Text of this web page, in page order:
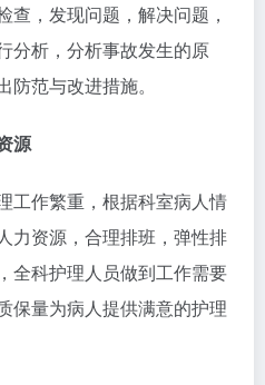
查，发现问题，解决问题，
分析，分析事故发生的原
范与改进措施。
源
工作繁重，根据科室病人情
力资源，合理排班，弹性排
全科护理人员做到工作需要
保量为病人提供满意的护理